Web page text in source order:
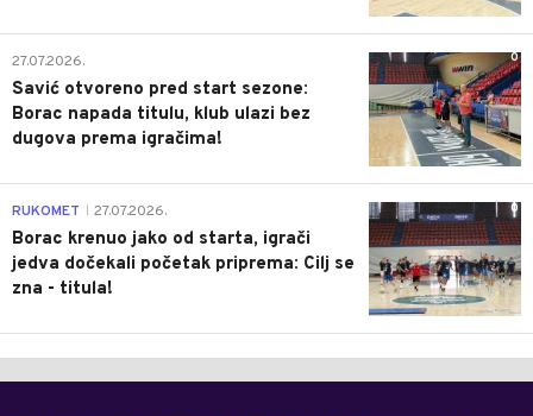
0
27.07.2026.
Savić otvoreno pred start sezone:
Borac napada titulu, klub ulazi bez
dugova prema igračima!
0
RUKOMET 27.07.2026.
Borac krenuo jako od starta, igrači
jedva dočekali početak priprema: Cilj se
zna - titula!